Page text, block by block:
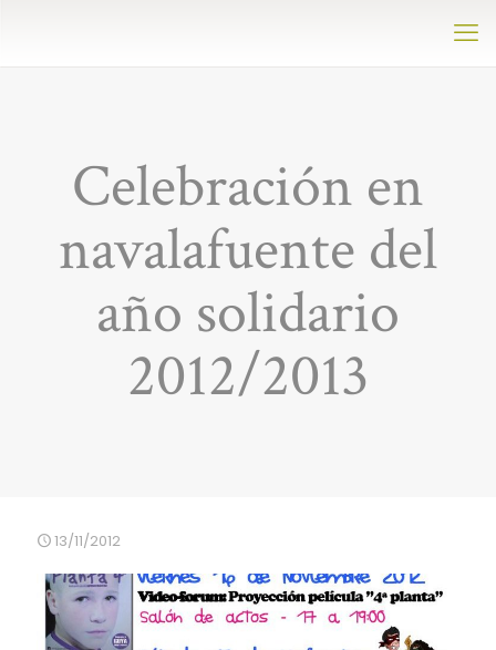
Celebración en
navalafuente del
año solidario
2012/2013
13/11/2012